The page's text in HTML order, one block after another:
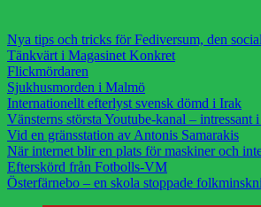
Nya tips och tricks för Fediversum, den
Tänkvärt i Magasinet Konkret
Flickmördaren
Sjukhusmorden i Malmö
Internationellt efterlyst svensk dömd i Irak
Vänsterns största Youtube-kanal – intressant
Vid en gränsstation av Antonis Samarakis
När internet blir en plats för maskiner och
Efterskörd från Fotbolls-VM
Österfärnebo – en skola stoppade